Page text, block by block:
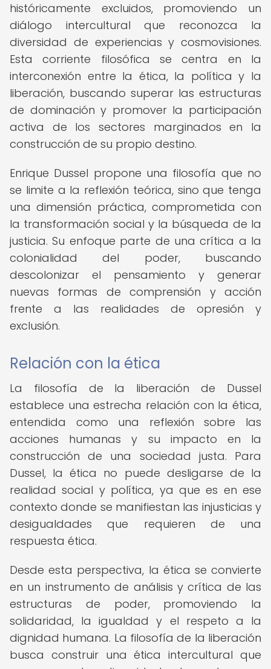
históricamente excluidos, promoviendo un
diálogo intercultural que reconozca la
diversidad de experiencias y cosmovisiones.
Esta corriente filosófica se centra en la
interconexión entre la ética, la política y la
liberación, buscando superar las estructuras
de dominación y promover la participación
activa de los sectores marginados en la
construcción de su propio destino.
Enrique Dussel propone una filosofía que no
se limite a la reflexión teórica, sino que tenga
una dimensión práctica, comprometida con
la transformación social y la búsqueda de la
justicia. Su enfoque parte de una crítica a la
colonialidad del poder, buscando
descolonizar el pensamiento y generar
nuevas formas de comprensión y acción
frente a las realidades de opresión y
exclusión.
Relación con la ética
La filosofía de la liberación de Dussel
establece una estrecha relación con la ética,
entendida como una reflexión sobre las
acciones humanas y su impacto en la
construcción de una sociedad justa. Para
Dussel, la ética no puede desligarse de la
realidad social y política, ya que es en ese
contexto donde se manifiestan las injusticias y
desigualdades que requieren de una
respuesta ética.
Desde esta perspectiva, la ética se convierte
en un instrumento de análisis y crítica de las
estructuras de poder, promoviendo la
solidaridad, la igualdad y el respeto a la
dignidad humana. La filosofía de la liberación
busca construir una ética intercultural que